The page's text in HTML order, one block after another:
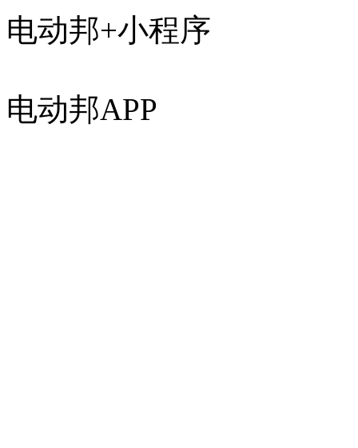
电动邦+小程序
电动邦APP